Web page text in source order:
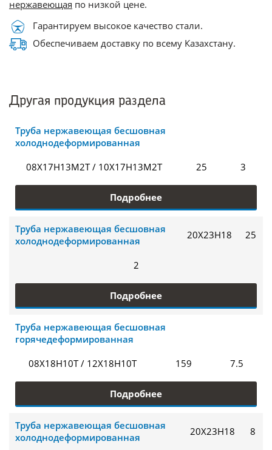
нержавеющая по низкой цене.
Гарантируем высокое качество стали.
Обеспечиваем доставку по всему Казахстану.
Другая продукция раздела
Труба нержавеющая бесшовная
холоднодеформированная
08Х17Н13М2Т / 10Х17Н13М2Т
25 3
Подробнее
Труба нержавеющая бесшовная
холоднодеформированная
20Х23Н18 25
2
Подробнее
Труба нержавеющая бесшовная
горячедеформированная
08Х18Н10Т / 12Х18Н10Т
159 7.5
Подробнее
Труба нержавеющая бесшовная
холоднодеформированная
20Х23Н18 8